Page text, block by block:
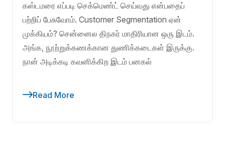
கஸ்டமரை எப்படி செக்மெண்ட் செய்வது என்பதைப்
பற்றிப் பேசுவோம். Customer Segmentation ஏன்
முக்கியம்? சென்னைல திநகர் மாதிரியான ஒரு இடம்.
அங்க, நூற்றுக்கணக்கான துணிக்கடைகள் இருக்கு.
நான் அடிக்கடி கவனிக்கிற இடம் பனகல்
Read More